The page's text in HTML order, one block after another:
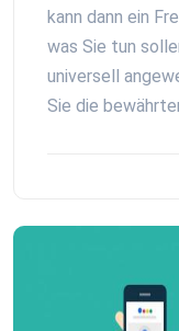
kann dann ein
was Sie tun
universell
Sie die